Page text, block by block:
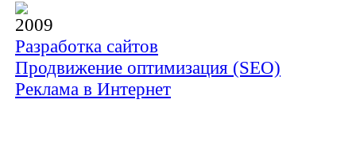
2009
Разработка сайтов
Продвижение оптимизация (SEO)
Реклама в Интернет